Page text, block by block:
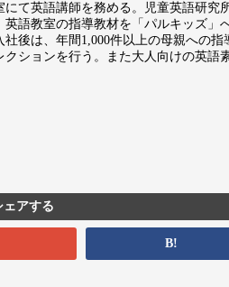
て英語講師を務める。児童英語研究
語教室の指導教材を「パルキッズ」
後は、年間1,000件以上の母親への
ションを行う。また大人向けの英語
ェアする
B!